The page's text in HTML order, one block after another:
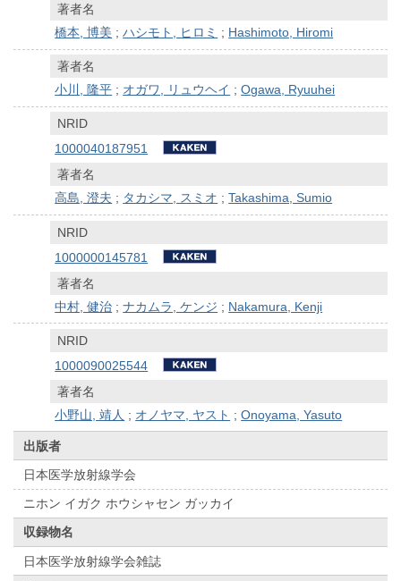
著者名
橋本, 博美 ;ハシモト, ヒロミ ; Hashimoto, Hiromi
著者名
小川, 隆平 ; オガワ, リュウヘイ ;Ogawa, Ryuuhei
NRID
1000040187951
著者名
高島, 澄夫 ; タカシマ, スミオ ;Takashima, Sumio
NRID
1000000145781
著者名
中村, 健治 ;ナカムラ, ケンジ ; Nakamura, Kenji
NRID
1000090025544
著者名
小野山, 靖人 ; オノヤマ, ヤスト ;Onoyama, Yasuto
出版者
日本医学放射線学会
ニホン イガク ホウシャセン ガッカイ
収録物名
日本医学放射線学会雑誌